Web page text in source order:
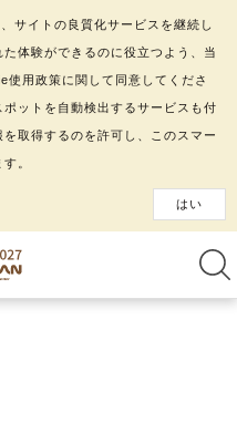
サイトの良質化サービスを継続し
体験ができるのに役立つよう、当
用政策に関して同意してくださ
ットを自動検出するサービスも付
取得するのを許可し、このスマー
。
はい